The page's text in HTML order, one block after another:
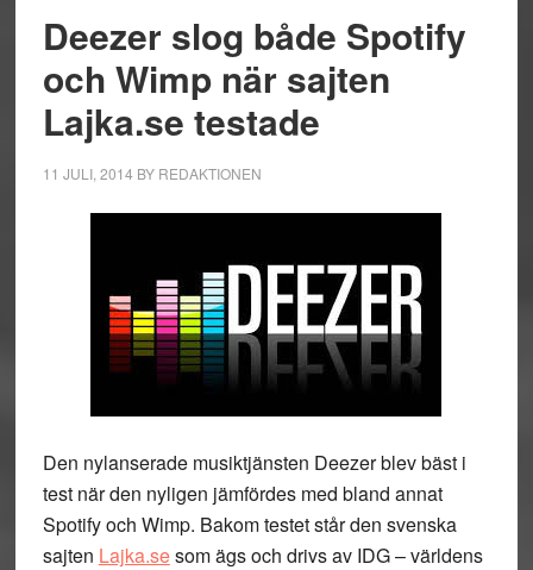
Deezer slog både Spotify
och Wimp när sajten
Lajka.se testade
11 JULI, 2014 BY REDAKTIONEN
Den nylanserade musiktjänsten Deezer blev bäst i
test när den nyligen jämfördes med bland annat
Spotify och Wimp. Bakom testet står den svenska
sajten Lajka.sesom ägs och drivs av IDG – världens